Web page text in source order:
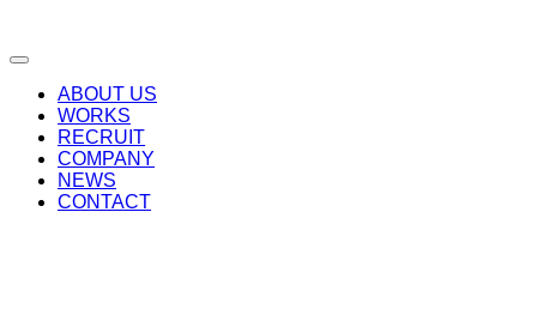
ABOUT US
WORKS
RECRUIT
COMPANY
NEWS
CONTACT